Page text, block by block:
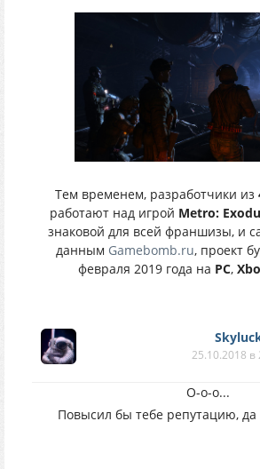
Тем временем, разработчики из
работают над игрой Metro:
знаковой для всей франшизы, и
данным Gamebomb.ru, проект
февраля 2019 года на PC,
25.10.2018 в
О-о-о...
Повысил бы тебе репутацию, да